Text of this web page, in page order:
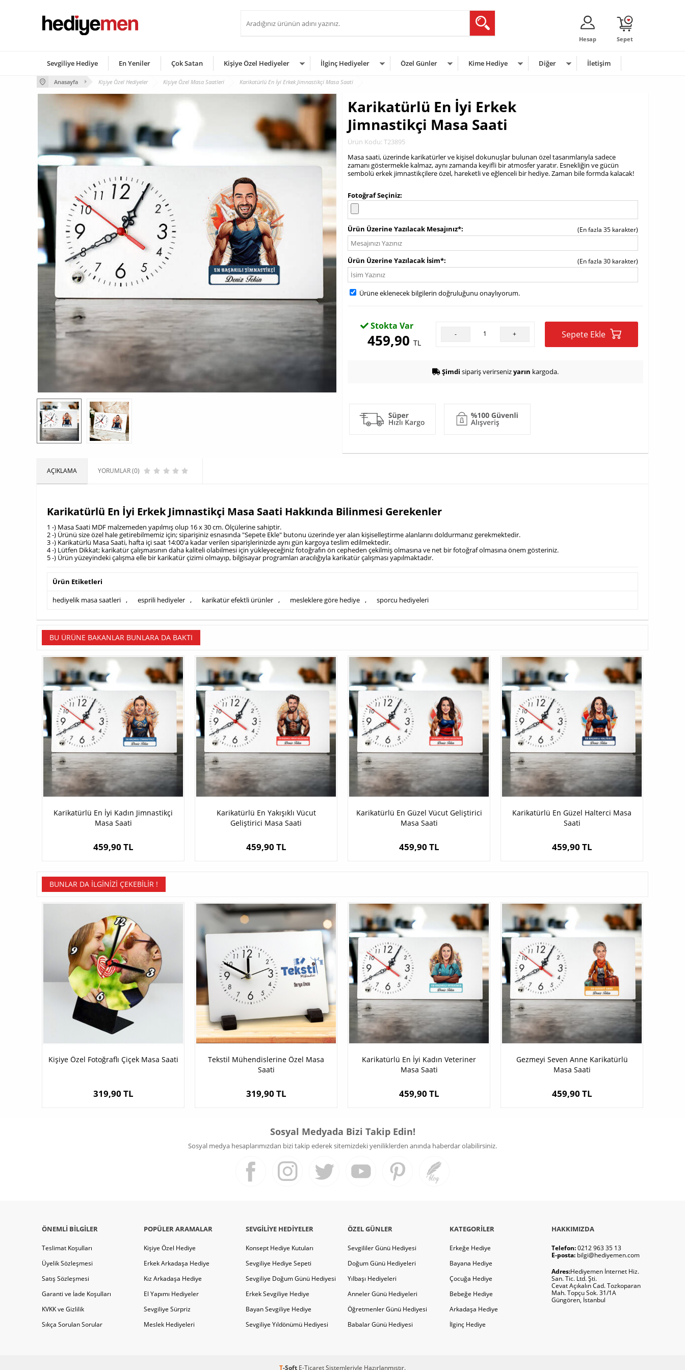
Sepet
Hesap
Sevgiliye Hediye En Yeniler Çok Satan Kişiye Özel Hediyeler İlginç Hediyeler Özel Günler Kime Hediye Diğer İletişim
Anasayfa Kişiye Özel Hediyeler Kişiye Özel Masa Saatleri Karikatürlü En İyi Erkek Jimnastikçi Masa Saati
Karikatürlü En İyi Erkek
Jimnastikçi Masa Saati
Ürün Kodu: T23895
Masa saati, üzerinde karikatürler ve kişisel dokunuşlar bulunan özel tasarımlarıyla sadece
zamanı göstermekle kalmaz, aynı zamanda keyifli bir atmosfer yaratır. Esnekliğin ve gücün
sembolü erkek jimnastikçilere özel, hareketli ve eğlenceli bir hediye. Zaman bile formda kalacak!
Fotoğraf Seçiniz
Ürün Üzerine Yazılacak Mesajınız* (En fazla 35 karakter)
Ürün Üzerine Yazılacak İsim* (En fazla 30 karakter)
Ürüne eklenecek bilgilerin doğruluğunu onaylıyorum.
Stokta Var
459,90TL
- + Sepete Ekle
Şimdi sipariş verirsenizyarın kargoda.
AÇIKLAMA YORUMLAR (0)
Karikatürlü En İyi Erkek Jimnastikçi Masa Saati Hakkında Bilinmesi Gerekenler
1 -) Masa Saati MDF malzemeden yapılmış olup 16 x 30 cm. Ölçülerine sahiptir.
2 -) Ürünü size özel hale getirebilmemiz için; siparişiniz esnasında "Sepete Ekle" butonu üzerinde yer alan kişiselleştirme alanlarını doldurmanız gerekmektedir.
3 -) Karikatürlü Masa Saati, hafta içi saat 14:00'a kadar verilen siparişlerinizde aynı gün kargoya teslim edilmektedir.
4 -) Lütfen Dikkat; karikatür çalışmasının daha kaliteli olabilmesi için yükleyeceğiniz fotoğrafın ön cepheden çekilmiş olmasına ve net bir fotoğraf olmasına önem gösteriniz.
5 -) Ürün yüzeyindeki çalışma elle bir karikatür çizimi olmayıp, bilgisayar programları aracılığıyla karikatür çalışması yapılmaktadır.
Ürün Etiketleri
hediyelik masa saatleri , esprili hediyeler , karikatür efektli ürünler , mesleklere göre hediye , sporcu hediyeleri
BU ÜRÜNE BAKANLAR BUNLARA DA BAKTI
Karikatürlü En İyi Kadın Jimnastikçi
Masa Saati
459,90 TL
Karikatürlü En Yakışıklı Vücut
Geliştirici Masa Saati
459,90 TL
Karikatürlü En Güzel Vücut Geliştirici
Masa Saati
459,90 TL
Karikatürlü En Güzel Halterci Masa
Saati
459,90 TL
BUNLAR DA İLGINIZI ÇEKEBILIR !
Kişiye Özel Fotoğraflı Çiçek Masa Saati
319,90 TL
Tekstil Mühendislerine Özel Masa
Saati
319,90 TL
Karikatürlü En İyi Kadın Veteriner
Masa Saati
459,90 TL
Gezmeyi Seven Anne Karikatürlü
Masa Saati
459,90 TL
Sosyal Medyada Bizi Takip Edin!
Sosyal medya hesaplarımızdan bizi takip ederek sitemizdeki yeniliklerden anında haberdar olabilirsiniz.
ÖNEMLI BILGILER
Teslimat Koşulları
Üyelik Sözleşmesi
Satış Sözleşmesi
Garanti ve İade Koşulları
KVKK ve Gizlilik
Sıkça Sorulan Sorular
POPÜLER ARAMALAR
Kişiye Özel Hediye
Erkek Arkadaşa Hediye
Kız Arkadaşa Hediye
El Yapımı Hediyeler
Sevgiliye Sürpriz
Meslek Hediyeleri
SEVGILIYE HEDIYELER
Konsept Hediye Kutuları
Sevgiliye Hediye Sepeti
Sevgiliye Doğum Günü Hediyesi
Erkek Sevgiliye Hediye
Bayan Sevgiliye Hediye
Sevgiliye Yıldönümü Hediyesi
ÖZEL GÜNLER
Sevgililer Günü Hediyesi
Doğum Günü Hediyeleri
Yılbaşı Hediyeleri
Anneler Günü Hediyeleri
Öğretmenler Günü Hediyesi
Babalar Günü Hediyesi
KATEGORILER
Erkeğe Hediye
Bayana Hediye
Çocuğa Hediye
Bebeğe Hediye
Arkadaşa Hediye
İlginç Hediye
HAKKIMIZDA
Telefon:0212 963 35 13
E-posta: bilgi@hediyemen.com
Adres:Hediyemen İnternet Hiz.
San. Tic. Ltd. Şti.
Cevat Açıkalın Cad. Tozkoparan
Mah. Topçu Sok. 31/1A
Güngören, İstanbul
T-Soft E-TicaretSistemleriyle Hazırlanmıştır.